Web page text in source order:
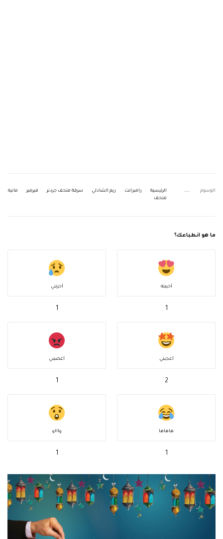
الوسوم الرئيسية رامبرانت ريم الشاذلي سرقة متحف جردنر فيرمير
مانيه
متحف
ما هو انطباعك؟
أحببته
1
أحزنني
1
أعجبني
2
أغضبني
1
هاهاها
1
واااو
1